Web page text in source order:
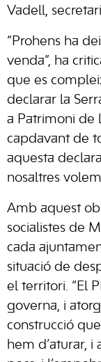
Vadell,
“Prohens ha
venda”, ha
que es
declarar la
a Patrimoni de
capdavant de
aquesta
nosaltres
Amb aquest
socialistes de
cada
situació de
el territori. “El
governa, i
construcció
hem d’aturar, i